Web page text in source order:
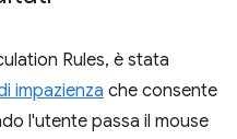
Rules, è stata
impazienza che consente
l'utente passa il mouse